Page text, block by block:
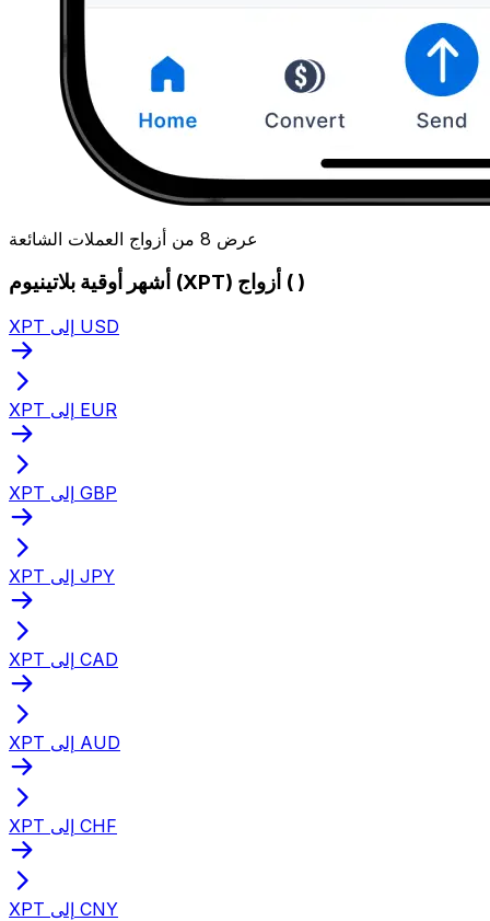
عرض 8 من أزواج العملات الشائعة
أشهر أوقية بلاتينيوم (XPT) أزواج ( )
XPT إلى USD
XPT إلى EUR
XPT إلى GBP
XPT إلى JPY
XPT إلى CAD
XPT إلى AUD
XPT إلى CHF
XPT إلى CNY